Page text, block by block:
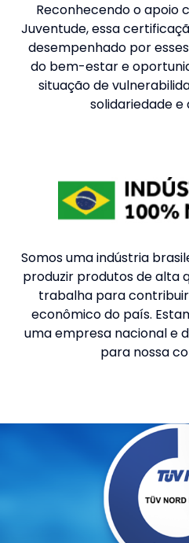
Reconhecendo o apoio
Juventude, essa
desempenhado por
do bem-estar e
situação de
solidariedade e
Somos uma indústria
produzir produtos de alta
trabalha para
econômico do país.
uma empresa nacional e
para nossa